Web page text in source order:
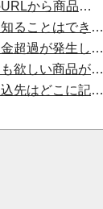
淘宝やアリババのURLから商品を探すことはできますか？
事前に国際送料を知ることはできますか？
在庫売切などで入金超過が発生した場合はいつ返金されますか？
注文送信後、他にも欲しい商品が見つかった場合、追加注文できますか？
銀行振り込みの振込先はどこに記載されていますか？